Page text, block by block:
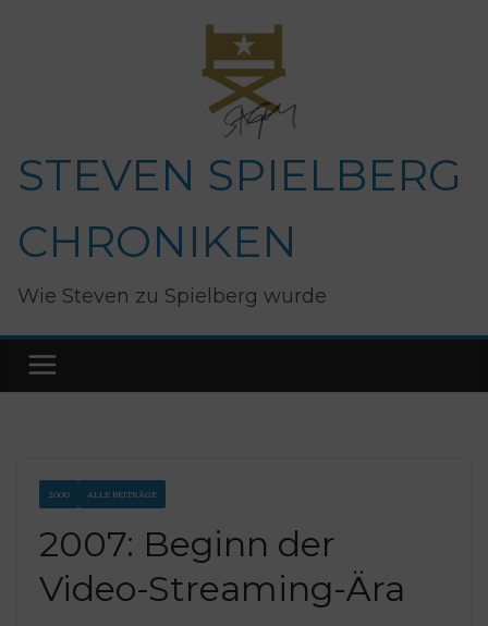
STEVEN SPIELBERG
CHRONIKEN
Wie Steven zu Spielberg wurde
2000 ALLE BEITRÄGE
2007: Beginn der
Video-Streaming-Ära